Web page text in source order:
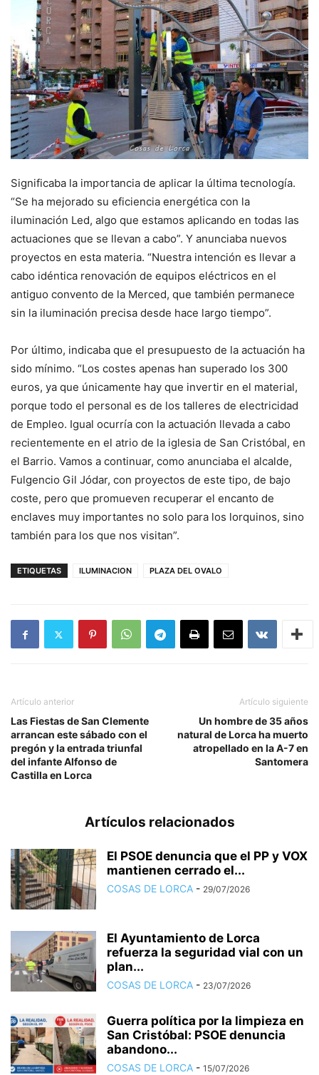
Significaba la importancia de aplicar la última tecnología.
“Se ha mejorado su eficiencia energética con la
iluminación Led, algo que estamos aplicando en todas las
actuaciones que se llevan a cabo”. Y anunciaba nuevos
proyectos en esta materia. “Nuestra intención es llevar a
cabo idéntica renovación de equipos eléctricos en el
antiguo convento de la Merced, que también permanece
sin la iluminación precisa desde hace largo tiempo”.
Por último, indicaba que el presupuesto de la actuación ha
sido mínimo. “Los costes apenas han superado los 300
euros, ya que únicamente hay que invertir en el material,
porque todo el personal es de los talleres de electricidad
de Empleo. Igual ocurría con la actuación llevada a cabo
recientemente en el atrio de la iglesia de San Cristóbal, en
el Barrio. Vamos a continuar, como anunciaba el alcalde,
Fulgencio Gil Jódar, con proyectos de este tipo, de bajo
coste, pero que promueven recuperar el encanto de
enclaves muy importantes no solo para los lorquinos, sino
también para los que nos visitan”.
ETIQUETAS ILUMINACION PLAZA DEL OVALO
Artículo anterior
Las Fiestas de San Clemente
arrancan este sábado con el
pregón y la entrada triunfal
del infante Alfonso de
Castilla en Lorca
Artículo siguiente
Un hombre de 35 años
natural de Lorca ha muerto
atropellado en la A-7 en
Santomera
Artículos relacionados
El PSOE denuncia que el PP y VOX
mantienen cerrado el...
COSAS DE LORCA - 29/07/2026
El Ayuntamiento de Lorca
refuerza la seguridad vial con un
plan...
COSAS DE LORCA - 23/07/2026
Guerra política por la limpieza en
San Cristóbal: PSOE denuncia
abandono...
COSAS DE LORCA - 15/07/2026